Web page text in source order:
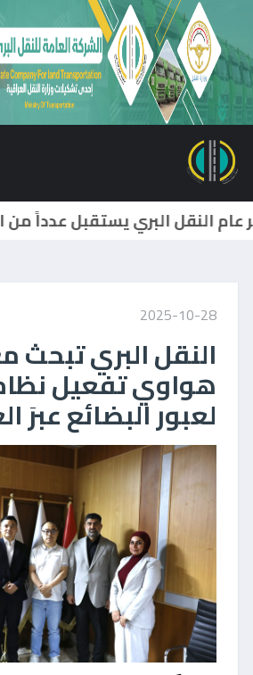
2025-10-28
النقل البري
لعبور البضائع عبرَ